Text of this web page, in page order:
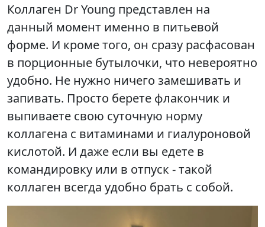
Коллаген Dr Young представлен на
данный момент именно в питьевой
форме. И кроме того, он сразу расфасован
в порционные бутылочки, что невероятно
удобно. Не нужно ничего замешивать и
запивать. Просто берете флакончик и
выпиваете свою суточную норму
коллагена с витаминами и гиалуроновой
кислотой. И даже если вы едете в
командировку или в отпуск - такой
коллаген всегда удобно брать с собой.